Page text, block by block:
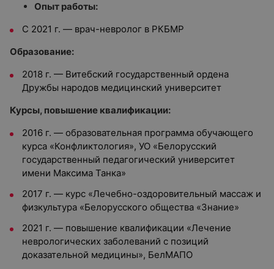
Опыт работы:
С 2021 г. — врач-невролог в РКБМР
Образование:
2018 г. — Витебский государственный ордена
Дружбы народов медицинский университет
Курсы, повышение квалификации:
2016 г. — образовательная программа обучающего
курса «Конфликтология», УО «Белорусский
государственный педагогический университет
имени Максима Танка»
2017 г. — курс «Лечебно-оздоровительный массаж и
физкультура «Белорусского общества «Знание»
2021 г. — повышение квалификации «Лечение
неврологических заболеваний с позиций
доказательной медицины», БелМАПО